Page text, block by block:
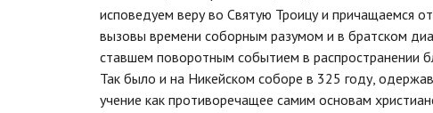
исповедуем веру во Святую Троицу и причащаемся
вызовы времени соборным разумом и в братском
ставшем поворотным событием в распространении
Так было и на Никейском соборе в 325 году,
учение как противоречащее самим основам